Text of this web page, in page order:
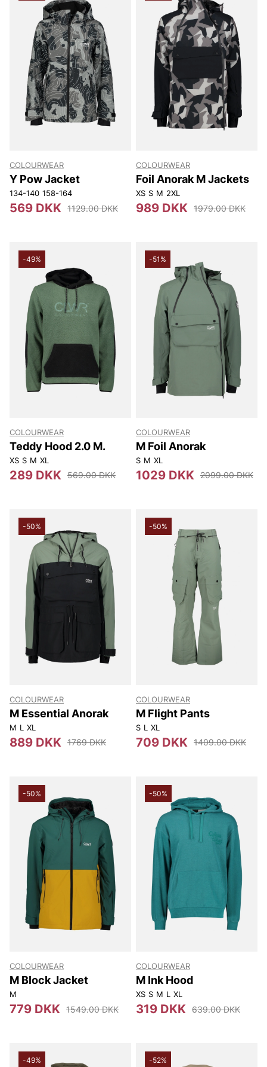
COLOURWEAR
Y Pow Jacket
134-140 158-164
569 DKK 1129.00 DKK
COLOURWEAR
Foil Anorak M Jackets
XS S M 2XL
989 DKK 1979.00 DKK
-49%
COLOURWEAR
Teddy Hood 2.0 M.
XS S M XL
289 DKK 569.00 DKK
-51%
COLOURWEAR
M Foil Anorak
S M XL
1029 DKK 2099.00 DKK
-50%
COLOURWEAR
M Essential Anorak
M L XL
889 DKK 1769 DKK
-50%
COLOURWEAR
M Flight Pants
S L XL
709 DKK 1409.00 DKK
-50%
COLOURWEAR
M Block Jacket
M
779 DKK 1549.00 DKK
-50%
COLOURWEAR
M Ink Hood
XS S M L XL
319 DKK 639.00 DKK
-49% -52%